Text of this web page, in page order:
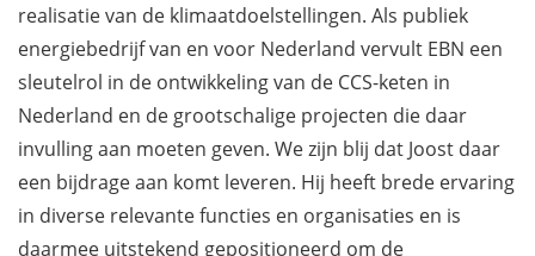
realisatie van de klimaatdoelstellingen. Als publiek
energiebedrijf van en voor Nederland vervult EBN een
sleutelrol in de ontwikkeling van de CCS-keten in
Nederland en de grootschalige projecten die daar
invulling aan moeten geven. We zijn blij dat Joost daar
een bijdrage aan komt leveren. Hij heeft brede ervaring
in diverse relevante functies en organisaties en is
daarmee uitstekend gepositioneerd om de